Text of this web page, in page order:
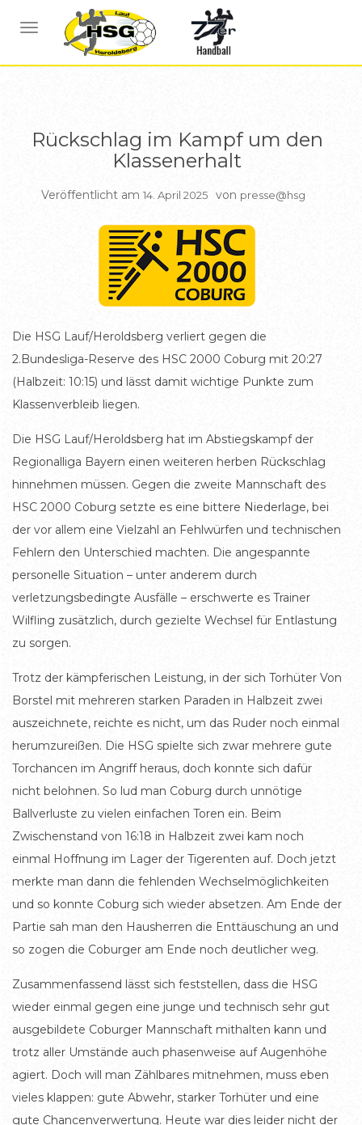
NAVIGATION UMSCHALTEN
BERICHTE HSG1
Rückschlag im Kampf um den
Klassenerhalt
Veröffentlicht am 14. April 2025 von presse@hsg
Die HSG Lauf/Heroldsberg verliert gegen die
2.Bundesliga-Reserve des HSC 2000 Coburg mit 20:27
(Halbzeit: 10:15) und lässt damit wichtige Punkte zum
Klassenverbleib liegen.
Die HSG Lauf/Heroldsberg hat im Abstiegskampf der
Regionalliga Bayern einen weiteren herben Rückschlag
hinnehmen müssen. Gegen die zweite Mannschaft des
HSC 2000 Coburg setzte es eine bittere Niederlage, bei
der vor allem eine Vielzahl an Fehlwürfen und technischen
Fehlern den Unterschied machten. Die angespannte
personelle Situation – unter anderem durch
verletzungsbedingte Ausfälle – erschwerte es Trainer
Wilfling zusätzlich, durch gezielte Wechsel für Entlastung
zu sorgen.
Trotz der kämpferischen Leistung, in der sich Torhüter Von
Borstel mit mehreren starken Paraden in Halbzeit zwei
auszeichnete, reichte es nicht, um das Ruder noch einmal
herumzureißen. Die HSG spielte sich zwar mehrere gute
Torchancen im Angriff heraus, doch konnte sich dafür
nicht belohnen. So lud man Coburg durch unnötige
Ballverluste zu vielen einfachen Toren ein. Beim
Zwischenstand von 16:18 in Halbzeit zwei kam noch
einmal Hoffnung im Lager der Tigerenten auf. Doch jetzt
merkte man dann die fehlenden Wechselmöglichkeiten
und so konnte Coburg sich wieder absetzen. Am Ende der
Partie sah man den Hausherren die Enttäuschung an und
so zogen die Coburger am Ende noch deutlicher weg.
Zusammenfassend lässt sich feststellen, dass die HSG
wieder einmal gegen eine junge und technisch sehr gut
ausgebildete Coburger Mannschaft mithalten kann und
trotz aller Umstände auch phasenweise auf Augenhöhe
agiert. Doch will man Zählbares mitnehmen, muss eben
vieles klappen: gute Abwehr, starker Torhüter und eine
gute Chancenverwertung. Heute war dies leider nicht der